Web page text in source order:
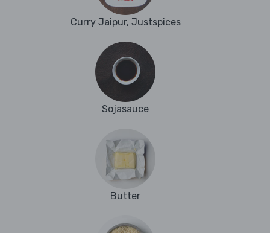
Curry Jaipur, Justspices
Sojasauce
Butter